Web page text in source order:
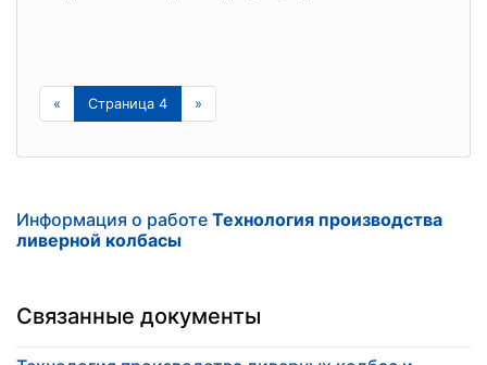
« Страница 4 »
Информация о работе Технология производства
ливерной колбасы
Связанные документы